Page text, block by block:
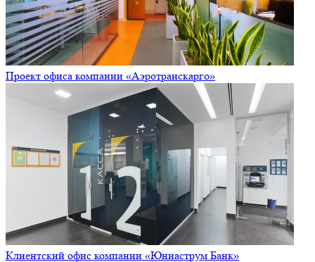
Проект офиса компании «Аэротранскарго»
Клиентский офис компании «Юниаструм Банк»